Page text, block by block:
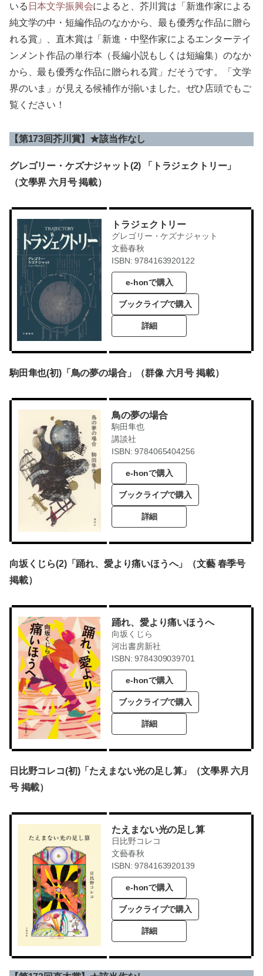
いる 日本文学振興会によると、芥川賞は「新進作家による
純文学の中・短編作品のなかから、最も優秀な作品に贈ら
れる賞」、直木賞は「新進・中堅作家によるエンターテイ
ンメント作品の単行本（長編小説もしくは短編集）のなか
から、最も優秀な作品に贈られる賞」だそうです。「文学
界のいま」が見える候補作が揃いました。ぜひ店頭でもご
覧ください！
【第173回芥川賞】★該当作なし
グレゴリー・ケズナジャット(2) 「トラジェクトリー」
（文學界 六月号 掲載）
トラジェクトリー
グレゴリー・ケズナジャット
文藝春秋
ISBN: 9784163920122
e-honで購入
ブックライブで購入
詳細
駒田隼也(初)「鳥の夢の場合」（群像 六月号 掲載）
鳥の夢の場合
駒田隼也
講談社
ISBN: 9784065404256
e-honで購入
ブックライブで購入
詳細
向坂くじら(2)「踊れ、愛より痛いほうへ」（文藝 春季号
掲載）
踊れ、愛より痛いほうへ
向坂くじら
河出書房新社
ISBN: 9784309039701
e-honで購入
ブックライブで購入
詳細
日比野コレコ(初)「たえまない光の足し算」（文學界 六月
号 掲載）
たえまない光の足し算
日比野コレコ
文藝春秋
ISBN: 9784163920139
e-honで購入
ブックライブで購入
詳細